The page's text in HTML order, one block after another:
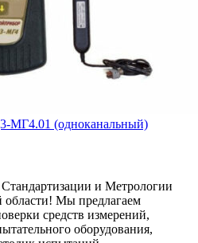
МГ4.01 (одноканальный)
и Метрологии
области! Мы предлагаем
средств измерений,
оборудования,